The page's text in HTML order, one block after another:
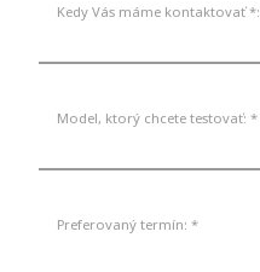
Kedy Vás máme kontaktovať *:
Model, ktorý chcete testovať: *
Preferovaný termín: *